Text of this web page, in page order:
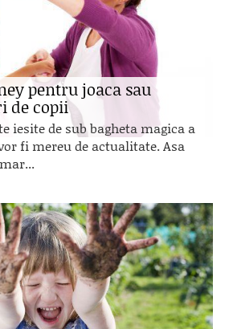
pentru joaca sau
de copii
iesite de sub bagheta magica a
fi mereu de actualitate. Asa